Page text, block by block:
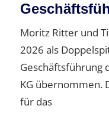
Moritz Ritter und
2026 als
Geschäftsführung
KG übernommen.
für das